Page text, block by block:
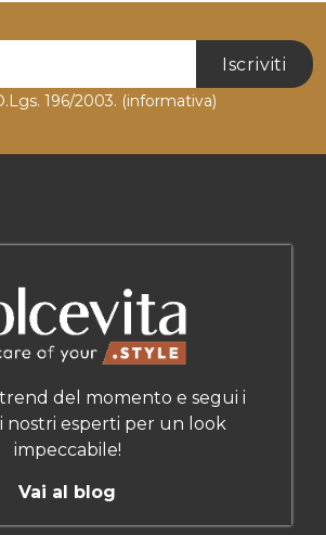
Iscriviti
196/2003. (informativa)
del momento e segui i
nostri esperti per un look
impeccabile!
Vai al blog